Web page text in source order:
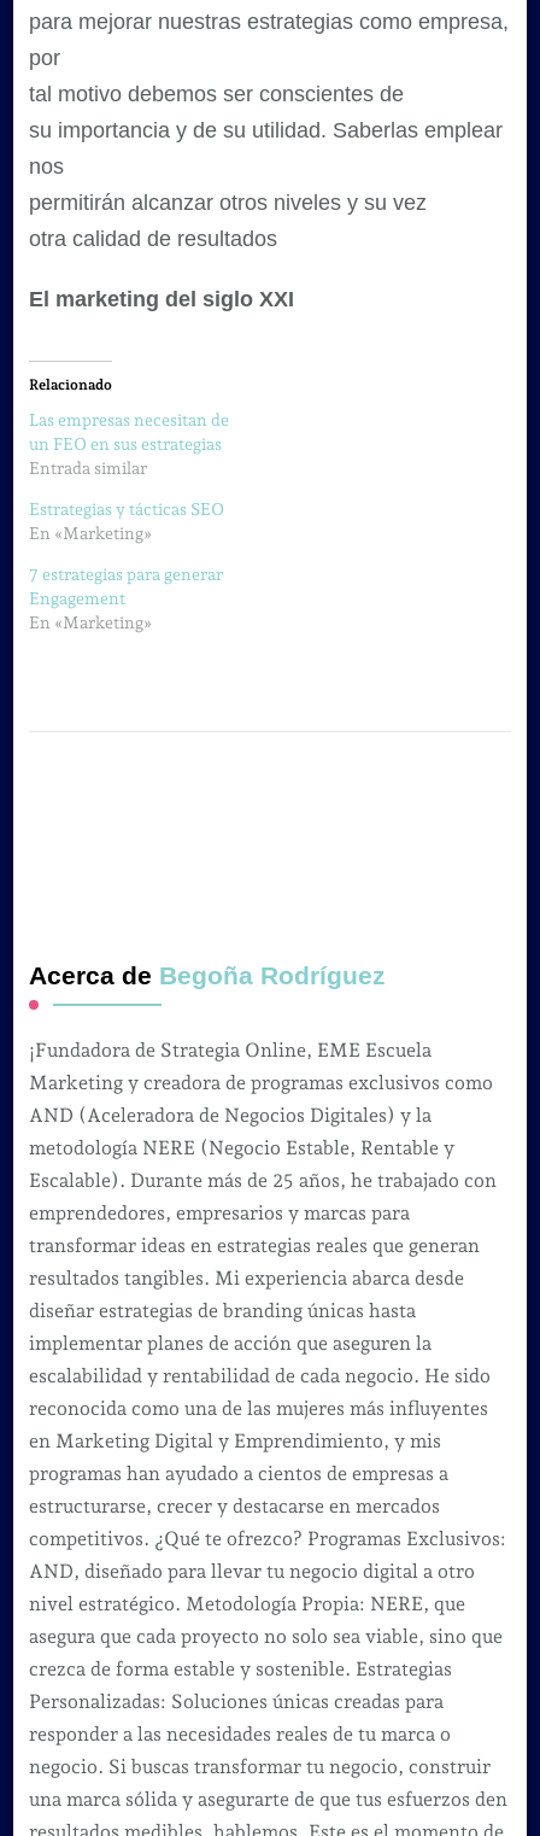
para mejorar nuestras estrategias como empresa,
por
tal motivo debemos ser conscientes de
su importancia y de su utilidad. Saberlas emplear
nos
permitirán alcanzar otros niveles y su vez
otra calidad de resultados
El marketing del siglo XXI
Relacionado
Las empresas necesitan de
un FEO en sus estrategias
Entrada similar
Estrategias y tácticas SEO
En «Marketing»
7 estrategias para generar
Engagement
En «Marketing»
Acerca de Begoña Rodríguez
¡Fundadora de Strategia Online, EME Escuela
Marketing y creadora de programas exclusivos como
AND (Aceleradora de Negocios Digitales) y la
metodología NERE (Negocio Estable, Rentable y
Escalable). Durante más de 25 años, he trabajado con
emprendedores, empresarios y marcas para
transformar ideas en estrategias reales que generan
resultados tangibles. Mi experiencia abarca desde
diseñar estrategias de branding únicas hasta
implementar planes de acción que aseguren la
escalabilidad y rentabilidad de cada negocio. He sido
reconocida como una de las mujeres más influyentes
en Marketing Digital y Emprendimiento, y mis
programas han ayudado a cientos de empresas a
estructurarse, crecer y destacarse en mercados
competitivos. ¿Qué te ofrezco? Programas Exclusivos:
AND, diseñado para llevar tu negocio digital a otro
nivel estratégico. Metodología Propia: NERE, que
asegura que cada proyecto no solo sea viable, sino que
crezca de forma estable y sostenible. Estrategias
Personalizadas: Soluciones únicas creadas para
responder a las necesidades reales de tu marca o
negocio. Si buscas transformar tu negocio, construir
una marca sólida y asegurarte de que tus esfuerzos den